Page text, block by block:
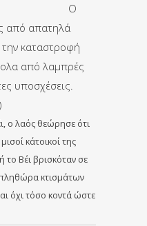
O
από απατηλά
την καταστροφή
από λαμπρές
υποσχέσεις.
ο λαός θεώρησε ότι
κάτοικοί της
το Βέι βρισκόταν σε
κτισμάτων
όχι τόσο κοντά ώστε